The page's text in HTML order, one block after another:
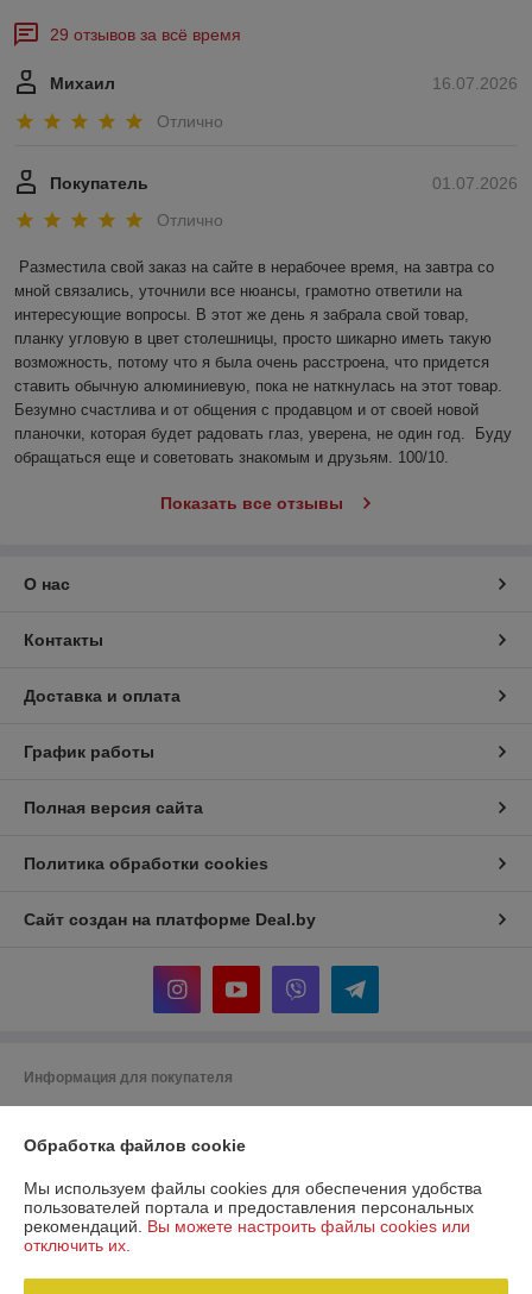
29 отзывов за всё время
16.07.2026
Михаил
Отлично
01.07.2026
Покупатель
Отлично
Разместила свой заказ на сайте в нерабочее время, на завтра со
мной связались, уточнили все нюансы, грамотно ответили на
интересующие вопросы. В этот же день я забрала свой товар,
планку угловую в цвет столешницы, просто шикарно иметь такую
возможность, потому что я была очень расстроена, что придется
ставить обычную алюминиевую, пока не наткнулась на этот товар.
Безумно счастлива и от общения с продавцом и от своей новой
планочки, которая будет радовать глаз, уверена, не один год.  Буду
обращаться еще и советовать знакомым и друзьям. 100/10.
Показать все отзывы
О нас
Контакты
Доставка и оплата
График работы
Полная версия сайта
Политика обработки cookies
Сайт создан на платформе Deal.by
Информация для покупателя
210034 Республика Беларусь г. Витебск, ул. 3-я Чепинская, дом 40А
Регистрационный номер ЕГР: 391417230
УНП: 391417230
Витебска
Обработка файлов cookie
Мы используем файлы cookies для обеспечения удобства
пользователей портала и предоставления персональных
рекомендаций. Вы можете настроить файлы cookies или
отключить их.